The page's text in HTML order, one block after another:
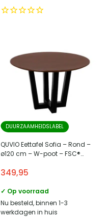
DUURZAAMHEIDSLABEL
QUVIO Eettafel Sofia – Rond –
ø120 cm – W-poot – FSC®
Bruin
349,95
✓ Op voorraad
Nu besteld, binnen 1-3
werkdagen in huis